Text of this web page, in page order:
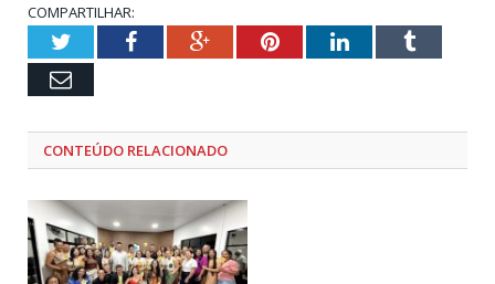
COMPARTILHAR:
TwitterFacebookGoogle+PinterestLinkedInTumblr
Email
CONTEÚDO RELACIONADO